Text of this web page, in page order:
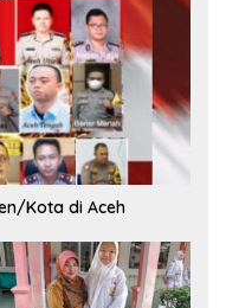
Kota di Aceh